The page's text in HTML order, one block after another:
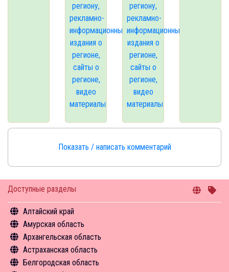
Доступные разделы
Алтайский край
Общая информация
Объекты туристского притяжения
Инфрастуктура туризма
Туризм в цифрах
Амурская область
Общая информация
Объекты туристского притяжения
Инфрастуктура туризма
Архангельская область
Общая информация
Объекты туристского притяжения
Астраханская область
Общая информация
Белгородская область
региону,
рекламно-
информационные
издания о
регионе,
сайты о
регионе,
видео
материалы
региону,
рекламно-
информационные
издания о
регионе,
сайты о
регионе,
видео
материалы
Показать / написать комментарий